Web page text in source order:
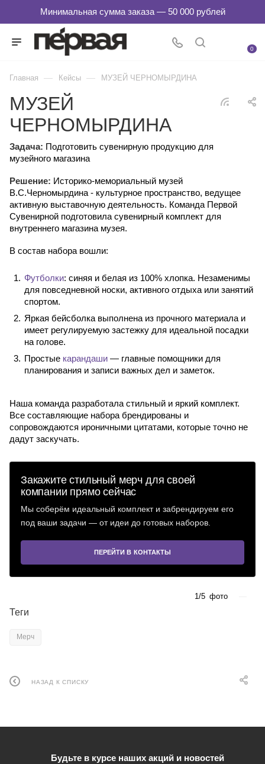
0
Главная — Кейсы — МУЗЕЙ ЧЕРНОМЫРДИНА
МУЗЕЙ
ЧЕРНОМЫРДИНА
Задача: Подготовить сувенирную продукцию для
музейного магазина
Решение: Историко-мемориальный музей
В.С.Черномырдина - культурное пространство, ведущее
активную выставочную деятельность. Команда Первой
Сувенирной подготовила сувенирный комплект для
внутреннего магазина музея.
В состав набора вошли:
Футболки: синяя и белая из 100% хлопка. Незаменимы
для повседневной носки, активного отдыха или занятий
спортом.
Яркая бейсболка выполнена из прочного материала и
имеет регулируемую застежку для идеальной посадки
на голове.
Простые карандаши — главные помощники для
планирования и записи важных дел и заметок.
Наша команда разработала стильный и яркий комплект.
Все составляющие набора брендированы и
сопровождаются ироничными цитатами, которые точно не
дадут заскучать.
Закажите стильный мерч для своей
компании прямо сейчас
Мы соберём идеальный комплект и забрендируем его
под ваши задачи — от идеи до готовых наборов.
ПЕРЕЙТИ В КОНТАКТЫ
1/5 фото
Теги
Мерч
НАЗАД К СПИСКУ
Будьте в курсе наших акций и новостей